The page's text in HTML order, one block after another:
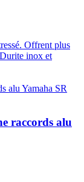
Offrent plus
inox et
raccords alu